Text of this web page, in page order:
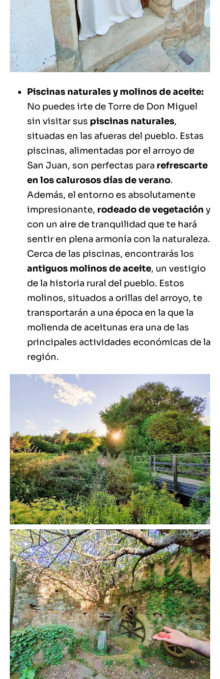
Piscinas naturales y molinos de aceite:
No puedes irte de Torre de Don Miguel
sin visitar sus piscinas naturales,
situadas en las afueras del pueblo. Estas
piscinas, alimentadas por el arroyo de
San Juan, son perfectas para refrescarte
en los calurosos días de verano.
Además, el entorno es absolutamente
impresionante, rodeado de vegetación y
con un aire de tranquilidad que te hará
sentir en plena armonía con la naturaleza.
Cerca de las piscinas, encontrarás los
antiguos molinos de aceite, un vestigio
de la historia rural del pueblo. Estos
molinos, situados a orillas del arroyo, te
transportarán a una época en la que la
molienda de aceitunas era una de las
principales actividades económicas de la
región.